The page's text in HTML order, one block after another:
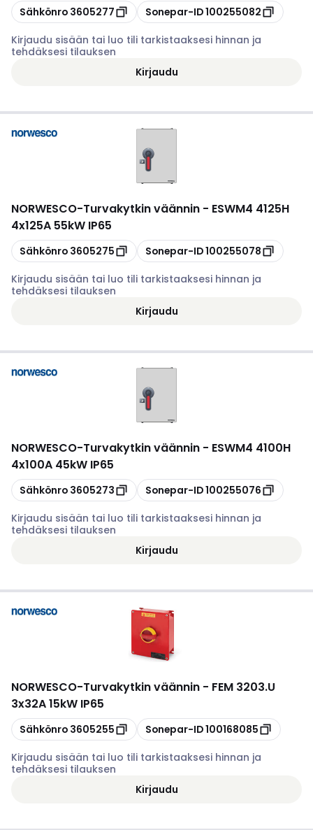
Kopioi
Sähkönro 3605277 Kopioi
Sonepar-ID100255082
Kirjaudu sisään tai luo tili tarkistaaksesi hinnan ja
tehdäksesi tilauksen
Kirjaudu
NORWESCO-Turvakytkin väännin - ESWM4 4125H
4x125A 55kW IP65
Kopioi
Sähkönro 3605275 Kopioi
Sonepar-ID100255078
Kirjaudu sisään tai luo tili tarkistaaksesi hinnan ja
tehdäksesi tilauksen
Kirjaudu
NORWESCO-Turvakytkin väännin - ESWM4 4100H
4x100A 45kW IP65
Kopioi
Sähkönro 3605273 Kopioi
Sonepar-ID100255076
Kirjaudu sisään tai luo tili tarkistaaksesi hinnan ja
tehdäksesi tilauksen
Kirjaudu
NORWESCO-Turvakytkin väännin - FEM 3203.U
3x32A 15kW IP65
Kopioi
Sähkönro 3605255 Kopioi
Sonepar-ID100168085
Kirjaudu sisään tai luo tili tarkistaaksesi hinnan ja
tehdäksesi tilauksen
Kirjaudu